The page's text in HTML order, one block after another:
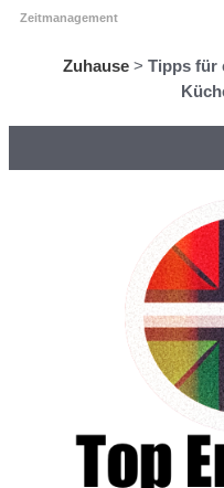
Zeitmanagement
Zuhause > Tipps für